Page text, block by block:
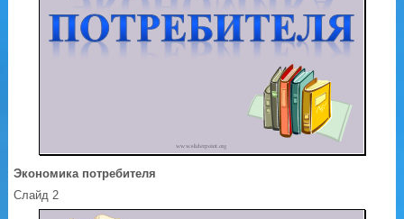
Экономика потребителя
Слайд 2